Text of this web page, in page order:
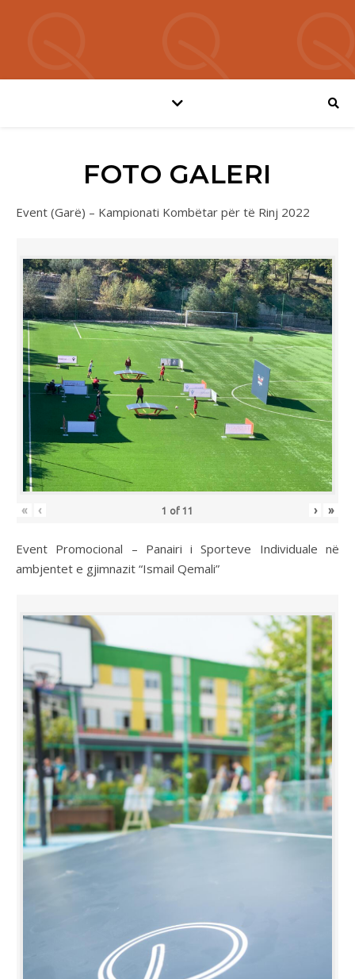
FOTO GALERI
Event (Garë) – Kampionati Kombëtar për të Rinj 2022
« ‹ 1 of 11 › »
Event Promocional – Panairi i Sporteve Individuale në
ambjentet e gjimnazit “Ismail Qemali”